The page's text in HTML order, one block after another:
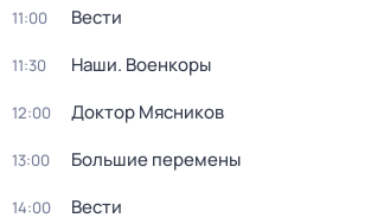
11:00 Вести
11:30 Наши. Военкоры
12:00 Доктор Мясников
13:00 Большие перемены
14:00 Вести